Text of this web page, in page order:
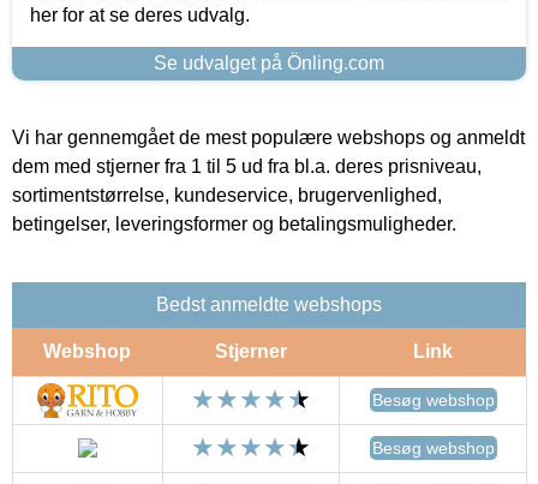
her for at se deres udvalg.
Se udvalget på Önling.com
Vi har gennemgået de mest populære webshops og anmeldt
dem med stjerner fra 1 til 5 ud fra bl.a. deres prisniveau,
sortimentstørrelse, kundeservice, brugervenlighed,
betingelser, leveringsformer og betalingsmuligheder.
Bedst anmeldte webshops
Webshop Stjerner Link
Besøg webshop
Besøg webshop